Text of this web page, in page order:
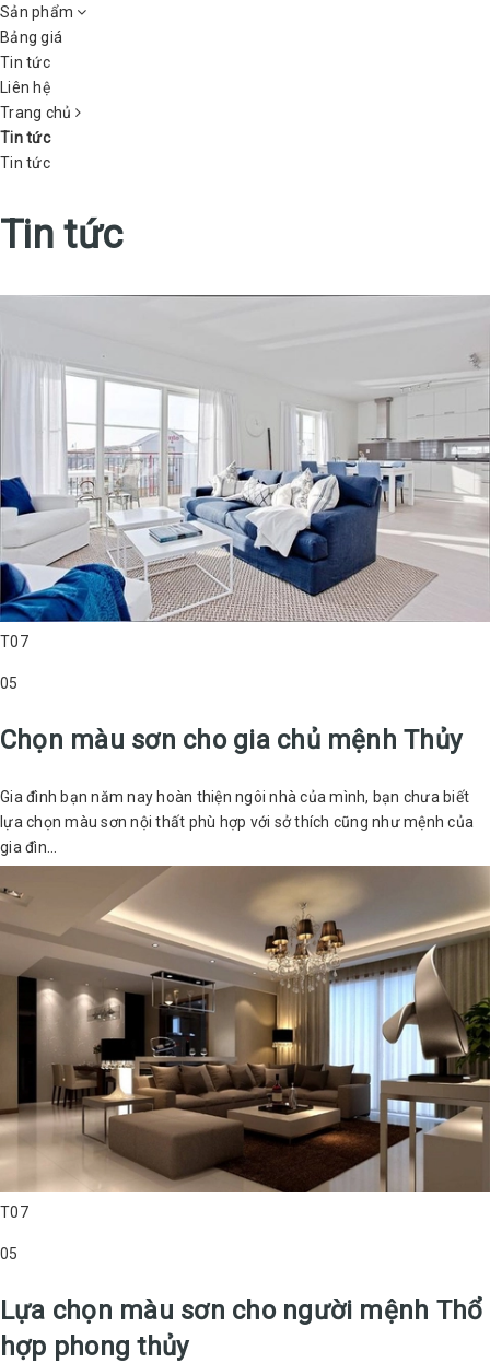
Sản phẩm
Bảng giá
Tin tức
Liên hệ
Trang chủ
Tin tức
Tin tức
Tin tức
T07
05
Chọn màu sơn cho gia chủ mệnh Thủy
Gia đình bạn năm nay hoàn thiện ngôi nhà của mình, bạn chưa biết
lựa chọn màu sơn nội thất phù hợp với sở thích cũng như mệnh của
gia đìn...
T07
05
Lựa chọn màu sơn cho người mệnh Thổ
hợp phong thủy